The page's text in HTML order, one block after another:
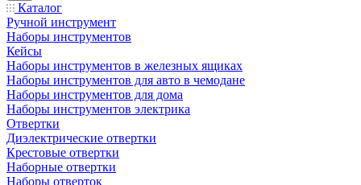
Каталог
Ручной инструмент
Наборы инструментов
Кейсы
Наборы инструментов в железных ящиках
Наборы инструментов для авто в чемодане
Наборы инструментов для дома
Наборы инструментов электрика
Отвертки
Диэлектрические отвертки
Крестовые отвертки
Наборные отвертки
Наборы отверток